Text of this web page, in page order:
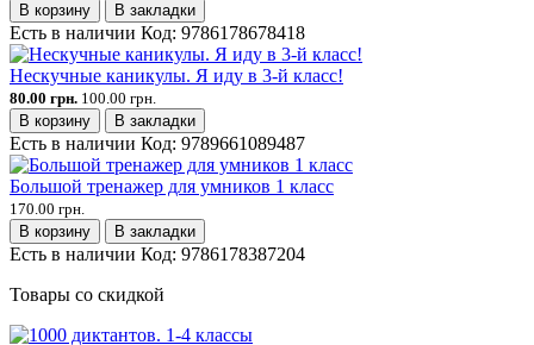
В корзину
В закладки
Есть в наличии Код: 9786178678418
Нескучные каникулы. Я иду в 3-й класс!
80.00 грн. 100.00 грн.
В корзину
В закладки
Есть в наличии Код: 9789661089487
Большой тренажер для умников 1 класс
170.00 грн.
В корзину
В закладки
Есть в наличии Код: 9786178387204
Товары со скидкой